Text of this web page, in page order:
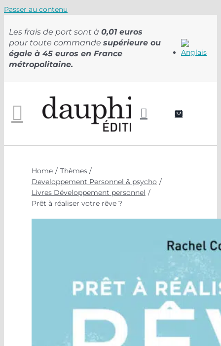
Passer au contenu
Les frais de port sont à 0,01 euros
pour toute commande supérieure ou
égale à 45 euros en France
métropolitaine.
Home
Thèmes
Developpement Personnel & psycho
Livres Développement personnel
Prêt à réaliser votre rêve ?